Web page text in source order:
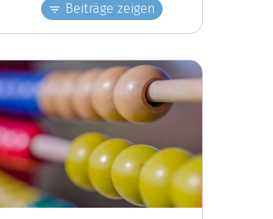
Beiträge zeigen